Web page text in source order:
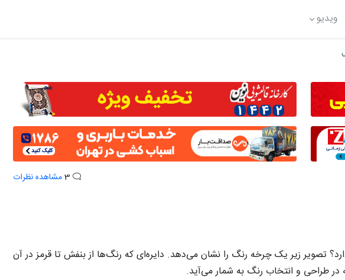
ویدیو
مشاهده نظرات
تصویر زیر یک چرخه رنگ را نشان می‌دهد. دایره‌ای که رنگ‌ها از بنفش تا قرمز در آن
در طراحی و انتخاب رنگ به شمار می‌آید.